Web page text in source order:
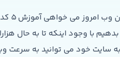
امروز می خواهی آموزش 5 کد و هک
با وجود اینکه تا به حال
سایت خود می توانید به سرعت